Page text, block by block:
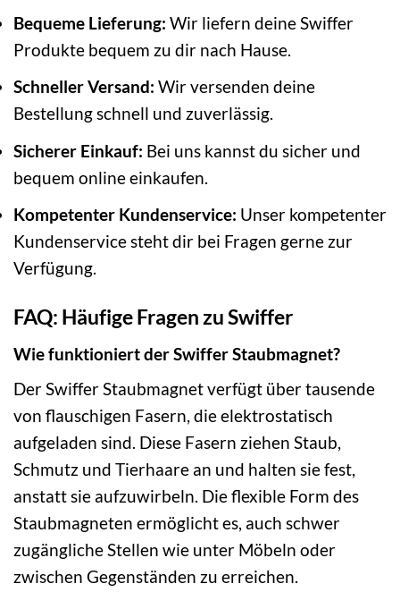
Bequeme Lieferung: Wir liefern deine Swiffer
Produkte bequem zu dir nach Hause.
Schneller Versand: Wir versenden deine
Bestellung schnell und zuverlässig.
Sicherer Einkauf: Bei uns kannst du sicher und
bequem online einkaufen.
Kompetenter Kundenservice: Unser kompetenter
Kundenservice steht dir bei Fragen gerne zur
Verfügung.
FAQ: Häufige Fragen zu Swiffer
Wie funktioniert der Swiffer Staubmagnet?
Der Swiffer Staubmagnet verfügt über tausende
von flauschigen Fasern, die elektrostatisch
aufgeladen sind. Diese Fasern ziehen Staub,
Schmutz und Tierhaare an und halten sie fest,
anstatt sie aufzuwirbeln. Die flexible Form des
Staubmagneten ermöglicht es, auch schwer
zugängliche Stellen wie unter Möbeln oder
zwischen Gegenständen zu erreichen.